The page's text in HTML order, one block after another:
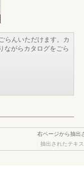
らんいただけます。カ
ながらカタログをごら
右ページから抽出
抽出されたテキ